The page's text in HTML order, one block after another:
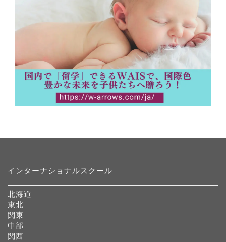
インターナショナルスクール
北海道
東北
関東
中部
関西